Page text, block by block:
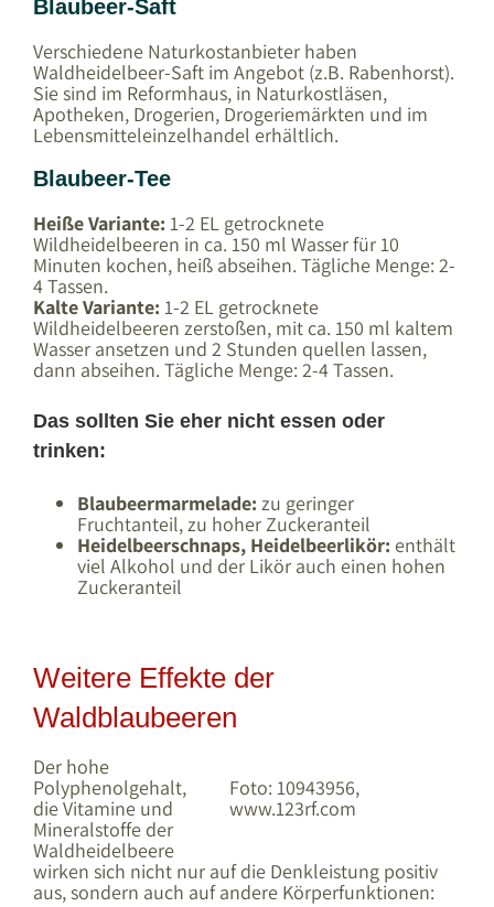
Blaubeer-Saft
Verschiedene Naturkostanbieter haben
Waldheidelbeer-Saft im Angebot (z.B. Rabenhorst).
Sie sind im Reformhaus, in Naturkostläsen,
Apotheken, Drogerien, Drogeriemärkten und im
Lebensmitteleinzelhandel erhältlich.
Blaubeer-Tee
Heiße Variante: 1-2 EL getrocknete
Wildheidelbeeren in ca. 150 ml Wasser für 10
Minuten kochen, heiß abseihen. Tägliche Menge: 2-
4 Tassen.
Kalte Variante: 1-2 EL getrocknete
Wildheidelbeeren zerstoßen, mit ca. 150 ml kaltem
Wasser ansetzen und 2 Stunden quellen lassen,
dann abseihen. Tägliche Menge: 2-4 Tassen.
Das sollten Sie eher nicht essen oder
trinken:
Blaubeermarmelade: zu geringer
Fruchtanteil, zu hoher Zuckeranteil
Heidelbeerschnaps, Heidelbeerlikör: enthält
viel Alkohol und der Likör auch einen hohen
Zuckeranteil
Weitere Effekte der
Waldblaubeeren
Foto: 10943956,
www.123rf.com
Der hohe
Polyphenolgehalt,
die Vitamine und
Mineralstoffe der
Waldheidelbeere
wirken sich nicht nur auf die Denkleistung positiv
aus, sondern auch auf andere Körperfunktionen: